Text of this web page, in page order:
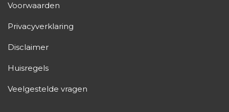
Voorwaarden
Privacyverklaring
Disclaimer
Huisregels
Veelgestelde vragen